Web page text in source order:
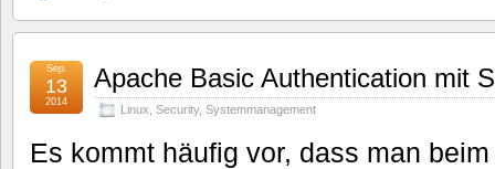
Apache Basic Authentication mit
Linux Security, Systemmanagement
Sep.
13
2014
Es kommt häufig vor, dass man